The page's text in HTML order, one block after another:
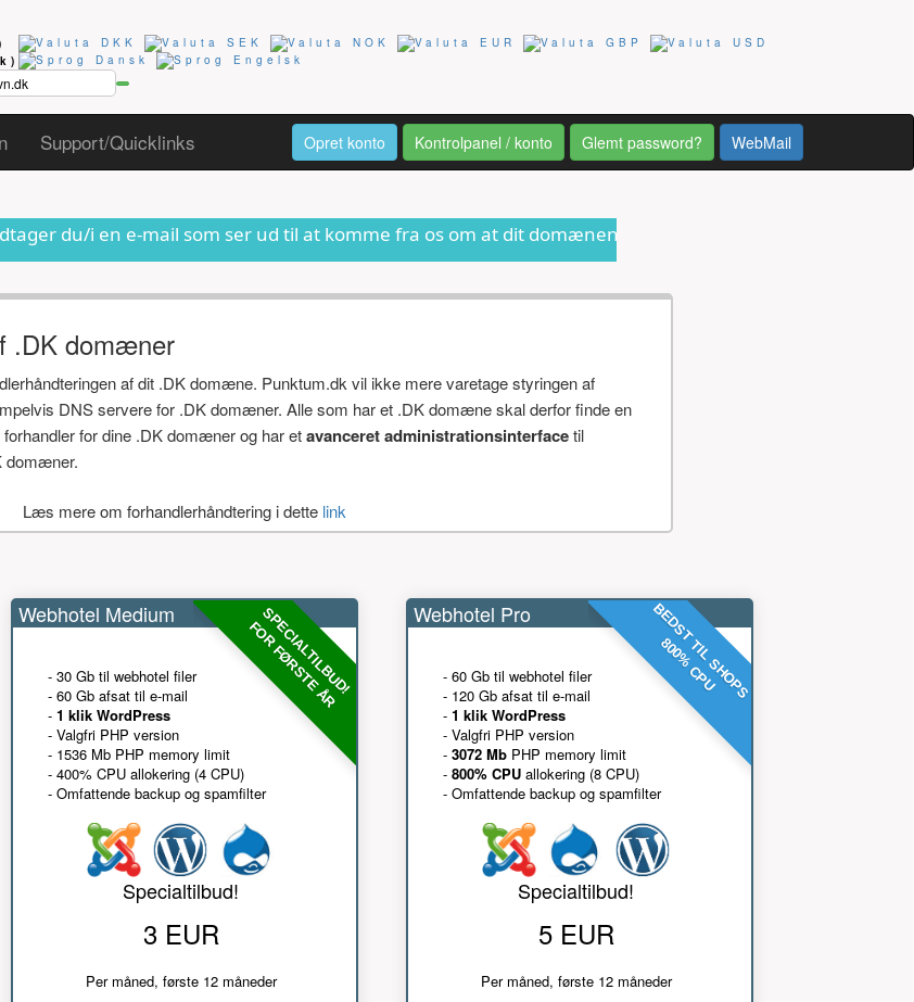
Support/Quicklinks Opret konto Kontrolpanel / konto Glemt password? WebMail
e-mail som ser ud til at komme fra os om at dit domænenavn er ved at udløbe eller anden form for
.DK domæner
af dit .DK domæne. Punktum.dk vil ikke mere varetage styringen af
DNS servere for .DK domæner. Alle som har et .DK domæne skal derfor finde en
for dine .DK domæner og har etavanceret administrationsinterfacetil
domæner.
Læs mere om forhandlerhåndtering i dette link
SPECIALTILBUD!
FOR FØRSTE ÅR
Webhotel Medium
- 30 Gb til webhotel filer
- 60 Gb afsat til e-mail
- 1 klik WordPress
- Valgfri PHP version
- 1536 Mb PHP memory limit
- 400% CPU allokering (4 CPU)
- Omfattende backup og spamfilter
Specialtilbud!
3 EUR
Per måned, første 12 måneder
BEDST TIL SHOPS
800% CPU
Webhotel Pro
- 60 Gb til webhotel filer
- 120 Gb afsat til e-mail
- 1 klik WordPress
- Valgfri PHP version
- 3072 Mb PHP memory limit
- 800% CPU allokering (8 CPU)
- Omfattende backup og spamfilter
Specialtilbud!
5 EUR
Per måned, første 12 måneder